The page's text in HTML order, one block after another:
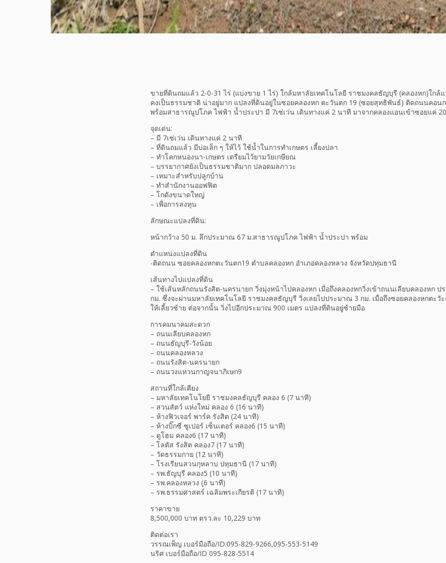
ขายที่ดินถมแล้ว 2-0-31 ไร่ (แบ่งขาย 1 ไร่) ใกล้มหาลัยเทคโนโลยี ราชมงคลธัญบุรี (คลองหก)ใกล้
คงเป็นธรรมชาติ น่าอยู่มาก แปลงที่ดินอยู่ในซอยคลองหก ตะวันตก 19 (ซอยสุทธิพันธ์) ติดถนนคอนก
พร้อมสาธารณูปโภค ไฟฟ้า น้ำประปา มี 7เซ่เว่น เดินทางแค่ 2 นาที มาจากคลองแอนเข้าซอยแค่
จุดเด่น:
– มี 7เซ่เว่น เดินทางแค่ 2 นาที
– ที่ดินถมแล้ว มีบ่อเล็ก ๆ ให้ไว้ ใช้น้ำในการทำเกษตร เลี้ยงปลา
– ทำโคกหนองนา-เกษตร เตรียมไว้ยามวัยเกษียณ
– บรรยากาศยังเป็นธรรมชาติมาก ปลอดมลภาวะ
– เหมาะสำหรับปลูกบ้าน
– ทำสำนักงานออฟฟิต
– โกดังขนาดใหญ่
– เพื่อการลงทุน
ลักษณะแปลงที่ดิน:
หน้ากว้าง 50 ม. ลึกประมาณ 67 ม.สาธารณูปโภค ไฟฟ้า น้ำประปา พร้อม
ตำแหน่งแปลงที่ดิน
-ติดถนน ซอยคลองหกตะวันตก19 ตำบลคลองหก อำเภอคลองหลวง จังหวัดปทุมธานี
เส้นทางไปแปลงที่ดิน
– ใช้เส้นหลักถนนรังสิต-นครนายก วิ่งมุ่งหน้าไปคลองหก เมื่อถึงคลองหกวิ่งเข้าถนนเลียบคลองหก ป
กม. ซึ่งจะผ่านมหาลัยเทคโนโลยี ราชมงคลธัญบุรี วิ่งเลยไปประมาณ 3 กม. เมื่อถึงซอยคลองหกตะวั
ให้เลี้ยวซ้าย ต่อจากนั้น วิ่งไปอีกประมาณ 900 เมตร แปลงที่ดินอยู่ซ้ายมือ
การคมนาคมสะดวก
– ถนนเลียบคลองหก
– ถนนธัญบุรี-วังน้อย
– ถนนคลองหลวง
– ถนนรังสิต-นครนายก
– ถนนวงแหวนกาญจนาภิเษก9
สถานที่ใกล้เคียง
– มหาลัยเทคโนโยยี ราชมงคลธัญบุรี คลอง 6 (7 นาที)
– สวนสัตว์ แห่งใหม่ คลอง 6 (16 นาที)
– ห้างฟิวเจอร์ พาร์ค รังสิต (24 นาที)
– ห้างบิ๊กซี ซูเปอร์ เซ็นเตอร์ คลอง6 (15 นาที)
– ดูโฮม คลอง6 (17 นาที)
– โลตัส รังสิต คลอง7 (17 นาที)
– วัดธรรมกาย (12 นาที)
– โรงเรียนสวนกุหลาบ ปทุมธานี (17 นาที)
– รพ.ธัญบุรี คลอง5 (10 นาที)
– รพ.คลองหลวง (ุ6 นาที)
– รพ.ธรรมศาสตร์ เฉลิมพระเกียรติ (17 นาที)
ราคาขาย
8,500,000 บาท ตรว.ละ 10,229 บาท
ติดต่อเรา
วรรณเพ็ญ เบอร์มือถือ/ID:095-829-9266,095-553-5149
นริศ เบอร์มือถือ/ID 095-828-5514